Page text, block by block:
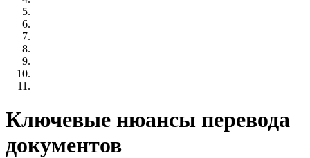
Ключевые нюансы перевода
документов